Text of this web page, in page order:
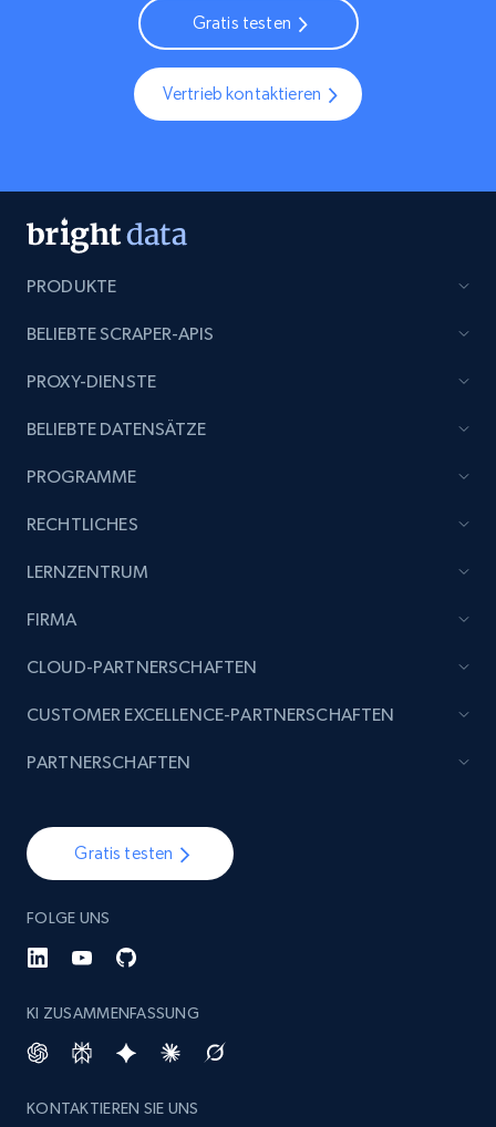
Gratis testen
Vertrieb kontaktieren
PRODUKTE
BELIEBTE SCRAPER-APIS
PROXY-DIENSTE
BELIEBTE DATENSÄTZE
PROGRAMME
RECHTLICHES
LERNZENTRUM
FIRMA
Gratis testen
FOLGE UNS
KI ZUSAMMENFASSUNG
KONTAKTIEREN SIE UNS
CLOUD-PARTNERSCHAFTEN
CUSTOMER EXCELLENCE-PARTNERSCHAFTEN
PARTNERSCHAFTEN